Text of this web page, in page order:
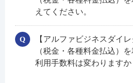
えてください。
【アルファビジネスダイ
（税金・各種料金払込）
利用手数料は変わりますか